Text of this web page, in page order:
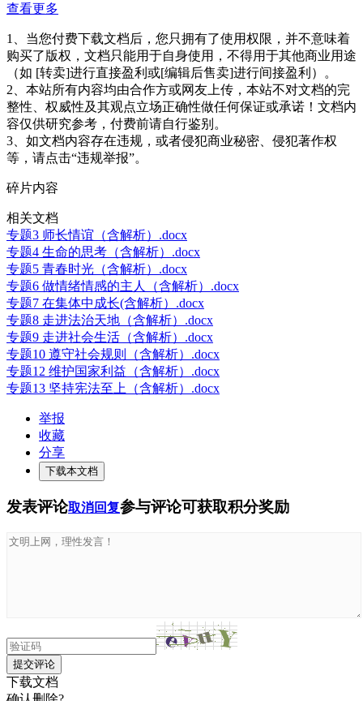
查看更多
1、当您付费下载文档后，您只拥有了使用权限，并不意味着
购买了版权，文档只能用于自身使用，不得用于其他商业用途
（如 [转卖]进行直接盈利或[编辑后售卖]进行间接盈利）。
2、本站所有内容均由合作方或网友上传，本站不对文档的完
整性、权威性及其观点立场正确性做任何保证或承诺！文档内
容仅供研究参考，付费前请自行鉴别。
3、如文档内容存在违规，或者侵犯商业秘密、侵犯著作权
等，请点击“违规举报”。
碎片内容
相关文档
专题3 师长情谊（含解析）.docx
专题4 生命的思考（含解析）.docx
专题5 青春时光（含解析）.docx
专题6 做情绪情感的主人（含解析）.docx
专题7 在集体中成长(含解析）.docx
专题8 走进法治天地（含解析）.docx
专题9 走进社会生活（含解析）.docx
专题10 遵守社会规则（含解析）.docx
专题12 维护国家利益（含解析）.docx
专题13 坚持宪法至上（含解析）.docx
举报
收藏
分享
下载本文档
发表评论取消回复参与评论可获取积分奖励
提交评论
下载文档